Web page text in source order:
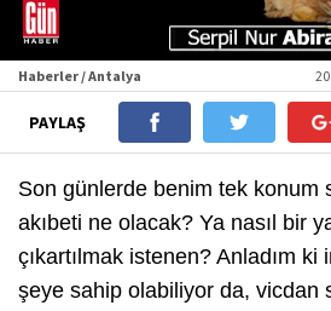
Haberler / Antalya
PAYLAŞ
Son günlerde benim tek konum
akıbeti ne olacak? Ya nasıl bir
çıkartılmak istenen? Anladım
şeye sahip olabiliyor da, vicdan